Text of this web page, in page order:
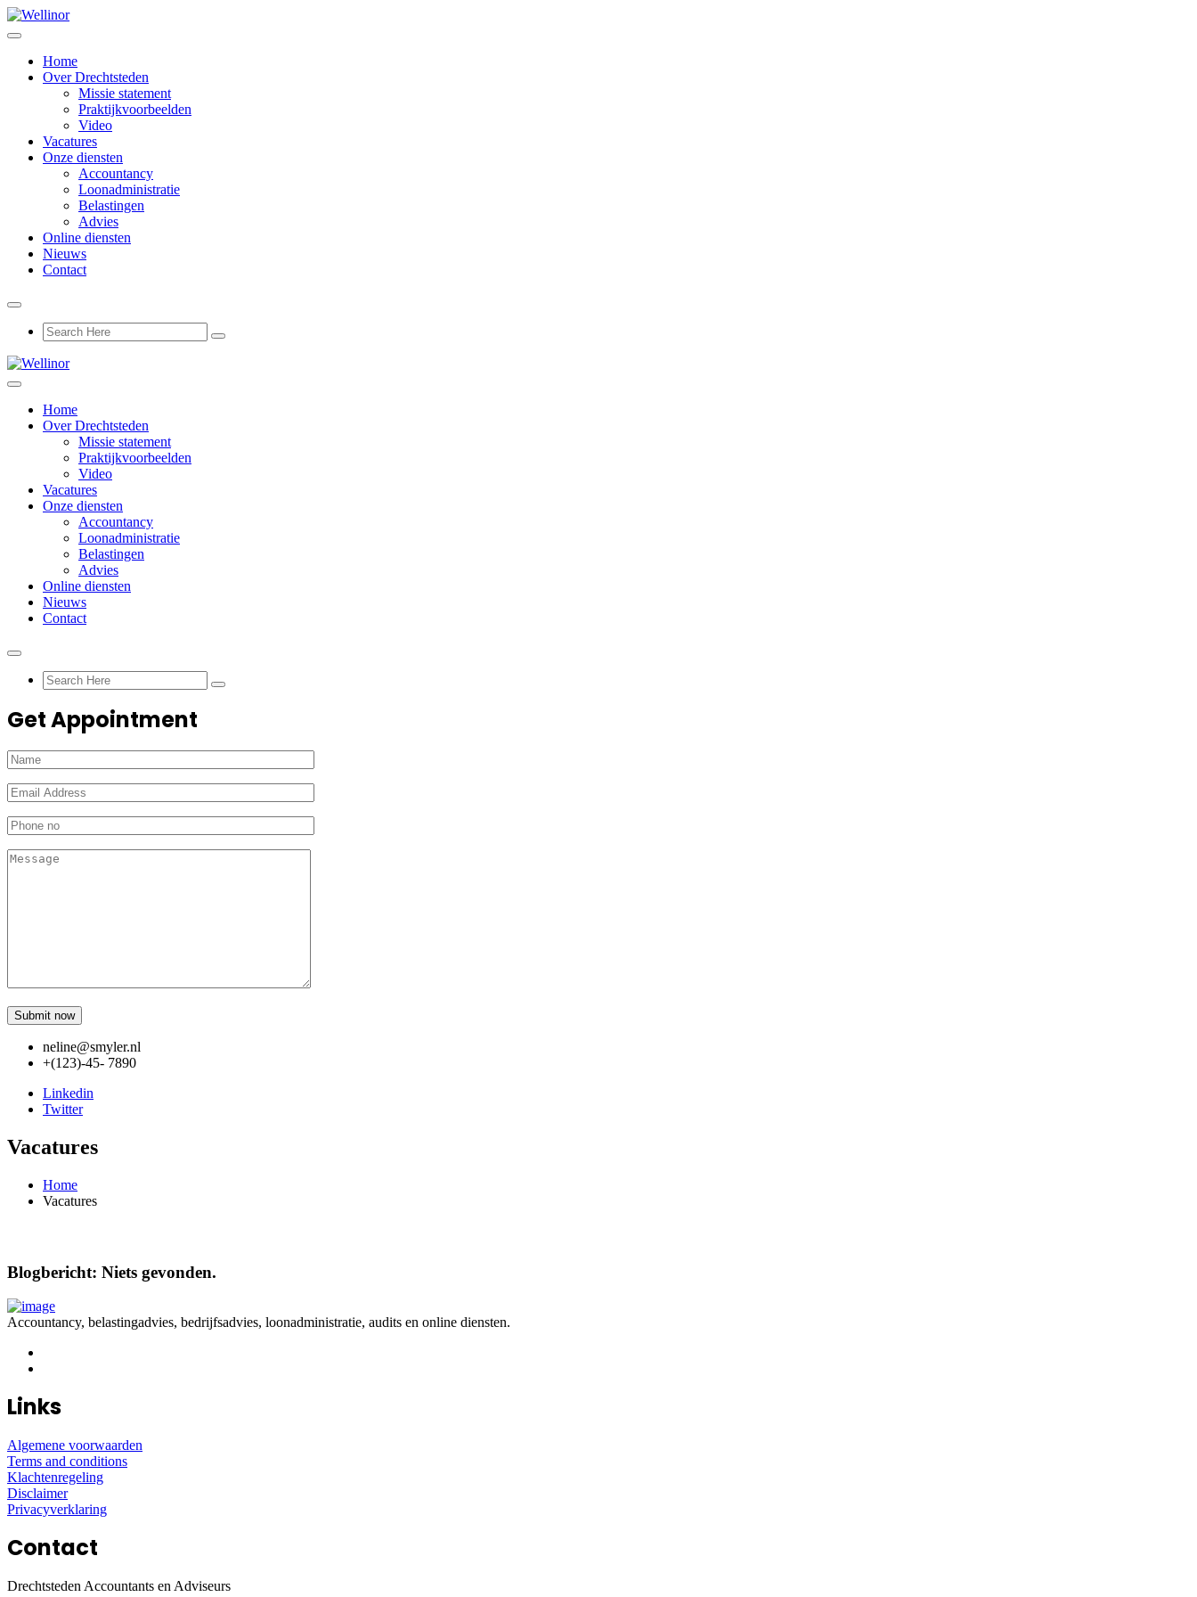
Home
Over Drechtsteden
Missie statement
Praktijkvoorbeelden
Video
Vacatures
Onze diensten
Accountancy
Loonadministratie
Belastingen
Advies
Online diensten
Nieuws
Contact
Home
Over Drechtsteden
Missie statement
Praktijkvoorbeelden
Video
Vacatures
Onze diensten
Accountancy
Loonadministratie
Belastingen
Advies
Online diensten
Nieuws
Contact
Get Appointment
neline@smyler.nl
+(123)-45- 7890
Linkedin
Twitter
Vacatures
Home
Vacatures
Blogbericht: Niets gevonden.
Accountancy, belastingadvies, bedrijfsadvies, loonadministratie, audits en online diensten.
Links
Algemene voorwaarden
Terms and conditions
Klachtenregeling
Disclaimer
Privacyverklaring
Contact
Drechtsteden Accountants en Adviseurs